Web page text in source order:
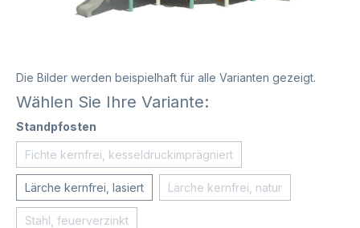
Die Bilder werden beispielhaft für alle Varianten gezeigt.
Wählen Sie Ihre Variante:
Standpfosten
Fichte kernfrei, kesseldruckimprägniert
Lärche kernfrei, lasiert Lärche kernfrei, natur
Stahl, feuerverzinkt